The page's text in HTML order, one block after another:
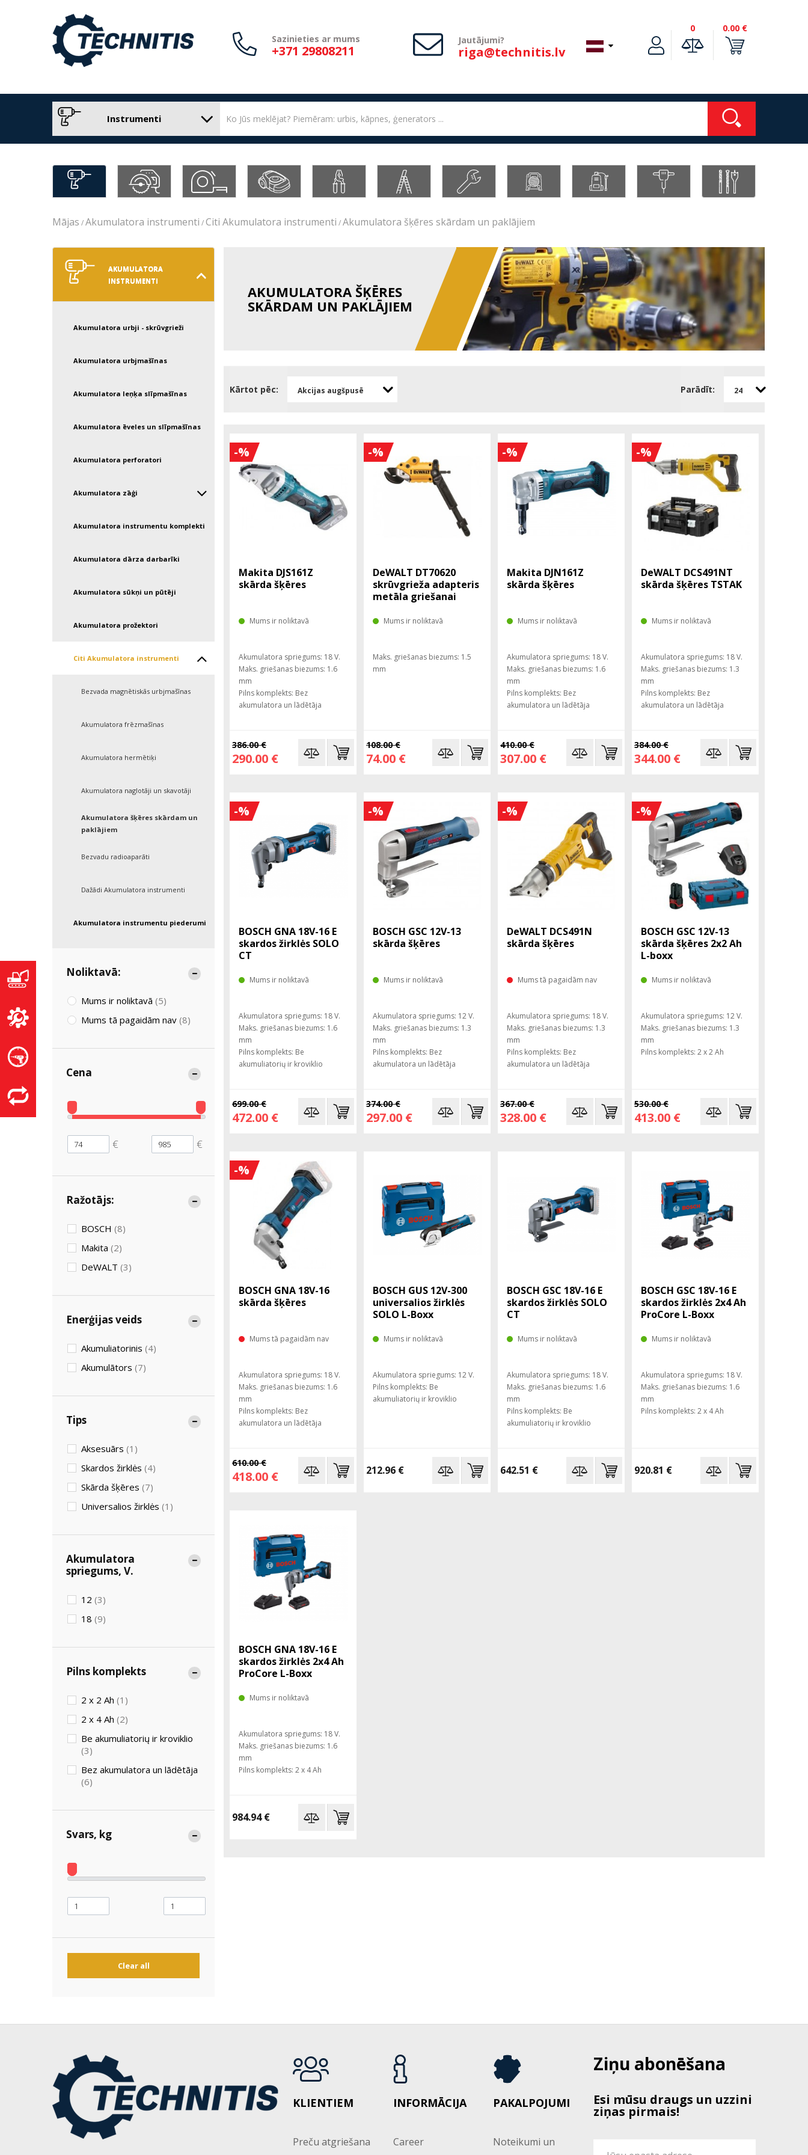
Sazinieties ar mums
+371 29808211
Jautājumi?
riga@technitis.lv
0 0.00 €
Instrumenti
Mājas Akumulatora instrumenti Citi Akumulatora instrumenti Akumulatora šķēres skārdam un paklājiem
AKUMULATORA
INSTRUMENTI
Akumulatora urbji - skrūvgrieži
Akumulatora urbjmašīnas
Akumulatora leņķa slīpmašīnas
Akumulatora ēveles un slīpmašīnas
Akumulatora perforatori
Akumulatora zāģi
Akumulatora instrumentu komplekti
Akumulatora dārza darbarīki
Akumulatora sūkņi un pūtēji
Akumulatora prožektori
Citi Akumulatora instrumenti
Bezvada magnētiskās urbjmašīnas
Akumulatora frēzmašīnas
Akumulatora hermētiķi
Akumulatora naglotāji un skavotāji
Akumulatora šķēres skārdam un
paklājiem
Bezvadu radioaparāti
Dažādi Akumulatora instrumenti
Akumulatora instrumentu piederumi
Noliktavā:
Mums ir noliktavā (5)
Mums tā pagaidām nav (8)
Cena
€ €
Ražotājs:
BOSCH (8)
Makita (2)
DeWALT (3)
Enerģijas veids
Akumuliatorinis (4)
Akumulātors (7)
Tips
Aksesuārs (1)
Skardos žirklės (4)
Skārda šķēres (7)
Universalios žirklės (1)
Akumulatora
spriegums, V.
12 (3)
18 (9)
Pilns komplekts
2 x 2 Ah (1)
2 x 4 Ah (2)
Be akumuliatorių ir kroviklio
(3)
Bez akumulatora un lādētāja
(6)
Svars, kg
Clear all
AKUMULATORA ŠĶĒRES
SKĀRDAM UN PAKLĀJIEM
Kārtot pēc: Akcijas augšpusē Parādīt: 24
-%
Makita DJS161Z
skārda šķēres
Mums ir noliktavā
Akumulatora spriegums: 18 V.
Maks. griešanas biezums: 1.6
mm
Pilns komplekts: Bez
akumulatora un lādētāja
386.00 €
290.00 €
-%
DeWALT DT70620
skrūvgrieža adapteris
metāla griešanai
Mums ir noliktavā
Maks. griešanas biezums: 1.5
mm
108.00 €
74.00 €
-%
Makita DJN161Z
skārda šķēres
Mums ir noliktavā
Akumulatora spriegums: 18 V.
Maks. griešanas biezums: 1.6
mm
Pilns komplekts: Bez
akumulatora un lādētāja
410.00 €
307.00 €
-%
DeWALT DCS491NT
skārda šķēres TSTAK
Mums ir noliktavā
Akumulatora spriegums: 18 V.
Maks. griešanas biezums: 1.3
mm
Pilns komplekts: Bez
akumulatora un lādētāja
384.00 €
344.00 €
-%
BOSCH GNA 18V-16 E
skardos žirklės SOLO
CT
Mums ir noliktavā
Akumulatora spriegums: 18 V.
Maks. griešanas biezums: 1.6
mm
Pilns komplekts: Be
akumuliatorių ir kroviklio
699.00 €
472.00 €
-%
BOSCH GSC 12V-13
skārda šķēres
Mums ir noliktavā
Akumulatora spriegums: 12 V.
Maks. griešanas biezums: 1.3
mm
Pilns komplekts: Bez
akumulatora un lādētāja
374.00 €
297.00 €
-%
DeWALT DCS491N
skārda šķēres
Mums tā pagaidām nav
Akumulatora spriegums: 18 V.
Maks. griešanas biezums: 1.3
mm
Pilns komplekts: Bez
akumulatora un lādētāja
367.00 €
328.00 €
-%
BOSCH GSC 12V-13
skārda šķēres 2x2 Ah
L-boxx
Mums ir noliktavā
Akumulatora spriegums: 12 V.
Maks. griešanas biezums: 1.3
mm
Pilns komplekts: 2 x 2 Ah
530.00 €
413.00 €
-%
BOSCH GNA 18V-16
skārda šķēres
Mums tā pagaidām nav
Akumulatora spriegums: 18 V.
Maks. griešanas biezums: 1.6
mm
Pilns komplekts: Bez
akumulatora un lādētāja
610.00 €
418.00 €
BOSCH GUS 12V-300
universalios žirklės
SOLO L-Boxx
Mums ir noliktavā
Akumulatora spriegums: 12 V.
Pilns komplekts: Be
akumuliatorių ir kroviklio
212.96 €
BOSCH GSC 18V-16 E
skardos žirklės SOLO
CT
Mums ir noliktavā
Akumulatora spriegums: 18 V.
Maks. griešanas biezums: 1.6
mm
Pilns komplekts: Be
akumuliatorių ir kroviklio
642.51 €
BOSCH GSC 18V-16 E
skardos žirklės 2x4 Ah
ProCore L-Boxx
Mums ir noliktavā
Akumulatora spriegums: 18 V.
Maks. griešanas biezums: 1.6
mm
Pilns komplekts: 2 x 4 Ah
920.81 €
BOSCH GNA 18V-16 E
skardos žirklės 2x4 Ah
ProCore L-Boxx
Mums ir noliktavā
Akumulatora spriegums: 18 V.
Maks. griešanas biezums: 1.6
mm
Pilns komplekts: 2 x 4 Ah
984.94 €
KLIENTIEM
Preču atgriešana
INFORMĀCIJA
Career
PAKALPOJUMI
Noteikumi un
Ziņu abonēšana
Esi mūsu draugs un uzzini
ziņas pirmais!